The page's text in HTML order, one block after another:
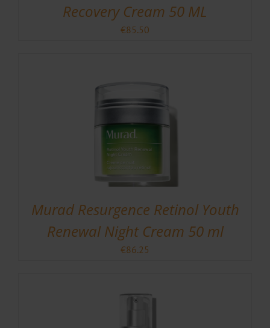
Recovery Cream 50 ML
€85.50
Murad Resurgence Retinol Youth
Renewal Night Cream 50 ml
€86.25